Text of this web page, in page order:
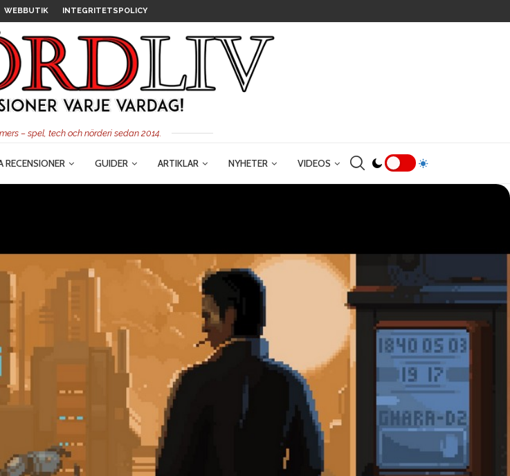
WEBBUTIK INTEGRITETSPOLICY
– spel, tech och nörderi sedan 2014.
RECENSIONER GUIDER ARTIKLAR NYHETER VIDEOS